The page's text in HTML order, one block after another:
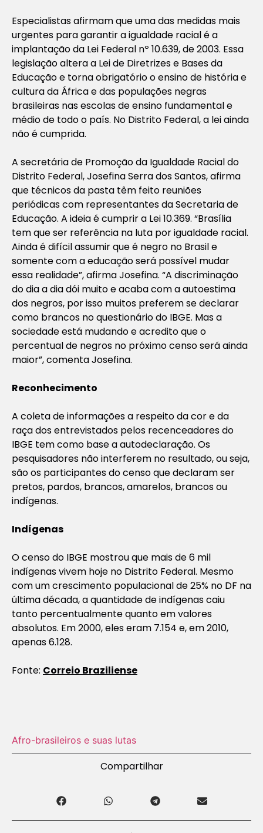
Especialistas afirmam que uma das medidas mais
urgentes para garantir a igualdade racial é a
implantação da Lei Federal nº 10.639, de 2003. Essa
legislação altera a Lei de Diretrizes e Bases da
Educação e torna obrigatório o ensino de história e
cultura da África e das populações negras
brasileiras nas escolas de ensino fundamental e
médio de todo o país. No Distrito Federal, a lei ainda
não é cumprida.
A secretária de Promoção da Igualdade Racial do
Distrito Federal, Josefina Serra dos Santos, afirma
que técnicos da pasta têm feito reuniões
periódicas com representantes da Secretaria de
Educação. A ideia é cumprir a Lei 10.369. “Brasília
tem que ser referência na luta por igualdade racial.
Ainda é difícil assumir que é negro no Brasil e
somente com a educação será possível mudar
essa realidade”, afirma Josefina. “A discriminação
do dia a dia dói muito e acaba com a autoestima
dos negros, por isso muitos preferem se declarar
como brancos no questionário do IBGE. Mas a
sociedade está mudando e acredito que o
percentual de negros no próximo censo será ainda
maior”, comenta Josefina.
Reconhecimento
A coleta de informações a respeito da cor e da
raça dos entrevistados pelos recenceadores do
IBGE tem como base a autodeclaração. Os
pesquisadores não interferem no resultado, ou seja,
são os participantes do censo que declaram ser
pretos, pardos, brancos, amarelos, brancos ou
indígenas.
Indígenas
O censo do IBGE mostrou que mais de 6 mil
indígenas vivem hoje no Distrito Federal. Mesmo
com um crescimento populacional de 25% no DF na
última década, a quantidade de indígenas caiu
tanto percentualmente quanto em valores
absolutos. Em 2000, eles eram 7.154 e, em 2010,
apenas 6.128.
Fonte: Correio Braziliense
Afro-brasileiros e suas lutas
Compartilhar